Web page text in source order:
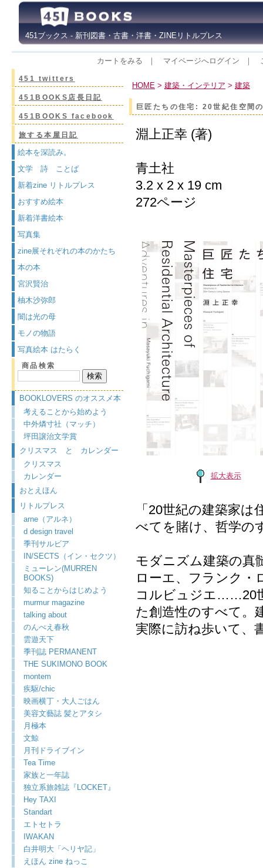
451ブックス - 新刊図書・古書・洋書・ZINEリトルプレス
カートをみる ｜ マイページへログイン ｜
451 twitters
451BOOKS店長日記
451BOOKS facebook
旅する本屋日記
絵本を深読み。
文学 詩 ことば
新着zine リトルプレス
おすすめ絵本
新着洋書絵本
写真集
zine展それぞれの本のかたち
本の本
宮沢賢治
柚木沙弥郎
闇は光の母
モノの物語
写真絵本 はたらく
商品検索
BOOKLOVERS のオススメ本
考えることから始めよう
中外燐寸社（マッチ）
坪田譲治文学賞
クリスマス と カレンダー
クリスマス
カレンダー
おとえほん
リトルプレス
arne（アルネ）
d design travel
季刊サルビア
IN/SECTS（イン・セクツ）
ミューレン(MURREN
BOOKS)
知ることからはじめよう
murmur magazine
talking about
のんべえ春秋
雲遊天下
季刊誌 PERMANENT
THE SUKIMONO BOOK
montem
疾駆/chic
映画横丁・大人ごはん
美容文藝誌 髪とアタシ
月極本
文鯨
月刊ドライブイン
Tea Time
家族と一年誌
独立系旅雑誌『LOCKET』
Hey TAXI
Standart
エトセトラ
IWAKAN
白井明大「ヘリヤ記」
えほん zine ねっこ
HOME > 建築・インテリア > 建築
巨匠たちの住宅: 20世紀住空間
淵上正幸 (著)
青土社
3.2 x 2 x 19 cm
272ページ
拡大表示
「20世紀の建築家
べてを賭け、哲学
モダニズム建築の真
ローエ、フランク・
コルビュジエ……20
た創造性のすべて。
実際に訪ね歩いて、